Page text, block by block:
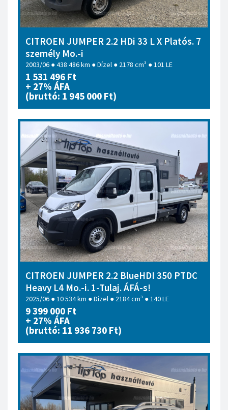
CITROEN JUMPER 2.2 HDi 33 L X Platós. 7
személy Mo.-i
2003/06 ● 438 486 km ● Dízel ● 2178 cm³ ● 101 LE
1 531 496 Ft
+ 27% ÁFA
(bruttó: 1 945 000 Ft)
CITROEN JUMPER 2.2 BlueHDI 350 PTDC
Heavy L4 Mo.-i. 1-Tulaj. ÁFÁ-s!
2025/06 ● 10 534 km ● Dízel ● 2184 cm³ ● 140 LE
9 399 000 Ft
+ 27% ÁFA
(bruttó: 11 936 730 Ft)